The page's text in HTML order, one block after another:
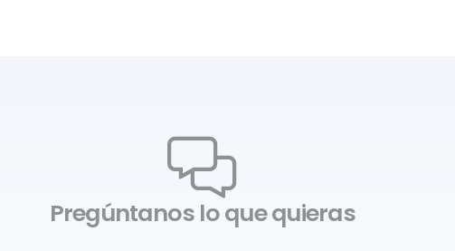
Pregúntanos lo que quieras